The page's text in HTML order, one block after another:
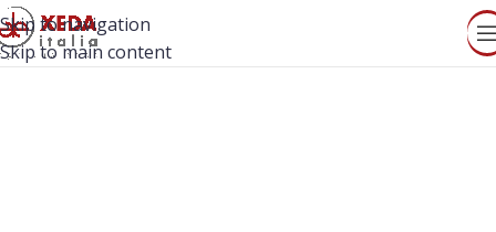
Skip to navigation
Skip to main content